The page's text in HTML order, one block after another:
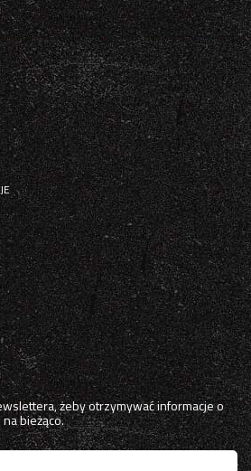
żeby otrzymywać informacje o
bieżąco.